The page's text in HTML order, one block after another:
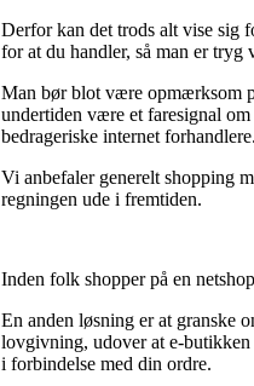
Derfor kan det trods alt vise sig
for at du handler, så man er tryg
Man bør blot være opmærksom
undertiden være et faresignal
bedrageriske internet forhandlere.
Vi anbefaler generelt shopping
regningen ude i fremtiden.
Inden folk shopper på en
En anden løsning er at granske
lovgivning, udover at e-butikken
i forbindelse med din ordre.